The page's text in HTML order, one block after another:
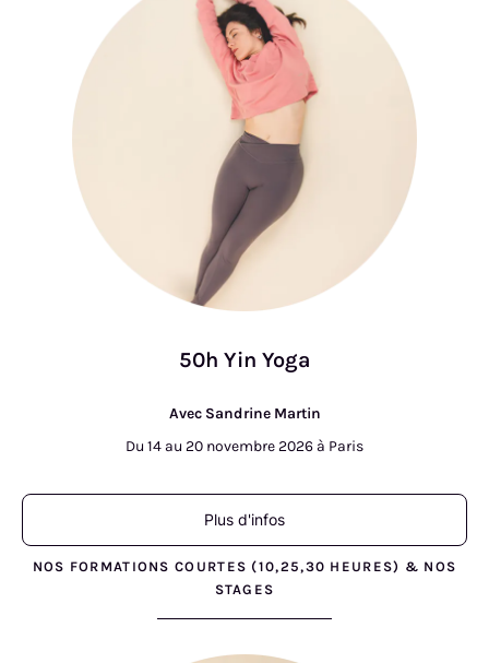
50h Yin Yoga
Avec Sandrine Martin
Du 14 au 20 novembre 2026 à Paris
Plus d'infos
NOS FORMATIONS COURTES (10,25,30 HEURES) & NOS
STAGES